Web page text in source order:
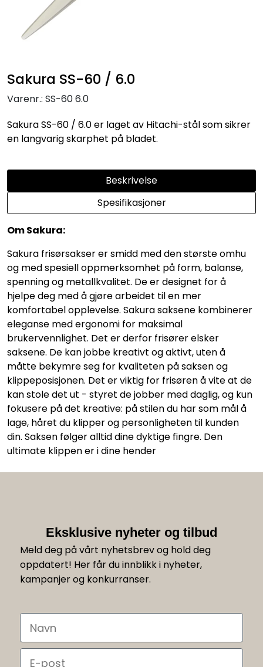
Sakura SS-60 / 6.0
Varenr.: SS-60 6.0
Sakura SS-60 / 6.0 er laget av Hitachi-stål som sikrer
en langvarig skarphet på bladet.
Beskrivelse
Spesifikasjoner
Om Sakura:
Sakura frisørsakser er smidd med den største omhu
og med spesiell oppmerksomhet på form, balanse,
spenning og metallkvalitet. De er designet for å
hjelpe deg med å gjøre arbeidet til en mer
komfortabel opplevelse. Sakura saksene kombinerer
eleganse med ergonomi for maksimal
brukervennlighet. Det er derfor frisører elsker
saksene. De kan jobbe kreativt og aktivt, uten å
måtte bekymre seg for kvaliteten på saksen og
klippeposisjonen. Det er viktig for frisøren å vite at de
kan stole det ut - styret de jobber med daglig, og kun
fokusere på det kreative: på stilen du har som mål å
lage, håret du klipper og personligheten til kunden
din. Saksen følger alltid dine dyktige fingre. Den
ultimate klippen er i dine hender
Eksklusive nyheter og tilbud
Meld deg på vårt nyhetsbrev og hold deg
oppdatert! Her får du innblikk i nyheter,
kampanjer og konkurranser.
Navn
Email